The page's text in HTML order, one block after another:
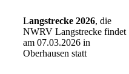
Langstrecke 2026, die
NWRV Langstrecke findet
am 07.03.2026 in
Oberhausen statt